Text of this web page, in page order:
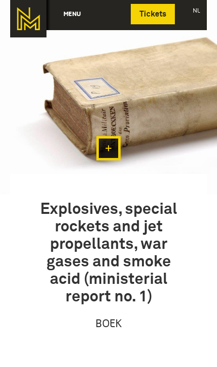
MENU Tickets NL
Deutsch
Explosives, special
rockets and jet
propellants, war
gases and smoke
acid (ministerial
report no. 1)
BOEK